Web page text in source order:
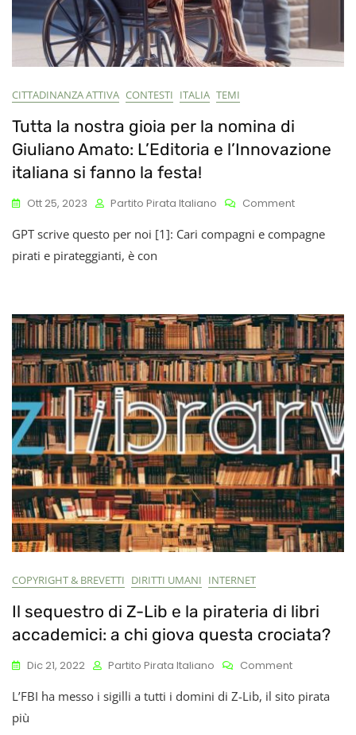
CITTADINANZA ATTIVA CONTESTI ITALIA TEMI
Tutta la nostra gioia per la nomina di
Giuliano Amato: L’Editoria e l’Innovazione
italiana si fanno la festa!
Ott 25, 2023 Partito Pirata Italiano CommentOn
La
Nomina
Di
Giuliano
Amato:
L’Editoria
E
Italiana
Si
Fanno
La
Festa!
GPT scrive questo per noi [1]: Cari compagni e compagne
pirati e pirateggianti, è con
COPYRIGHT & BREVETTI DIRITTI UMANI INTERNET
Il sequestro di Z-Lib e la pirateria di libri
accademici: a chi giova questa crociata?
Dic 21, 2022 Partito Pirata Italiano CommentOn
Sequestro
L’FBI ha messo i sigilli a tutti i domini di Z-Lib, il sito pirata
più